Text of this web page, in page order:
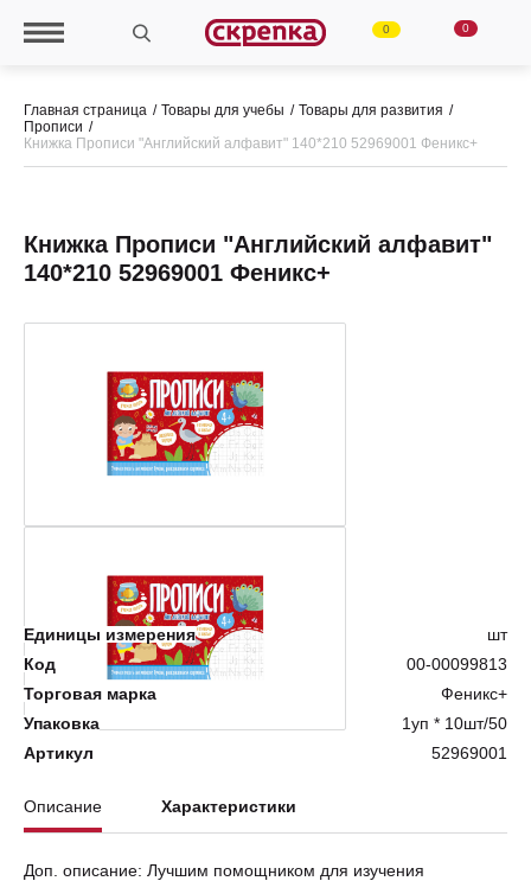
0 0
Главная страница Товары для учебы
Товары для развития
Прописи
Книжка Прописи "Английский алфавит" 140*210 52969001 Феникс+
Нет в наличии
Книжка Прописи "Английский алфавит"
140*210 52969001 Феникс+
Единицы измерения
шт
Код
00-00099813
Торговая марка
Феникс+
Упаковка
1уп * 10шт/50
Артикул
52969001
Описание Характеристики
Доп. описание: Лучшим помощником для изучения